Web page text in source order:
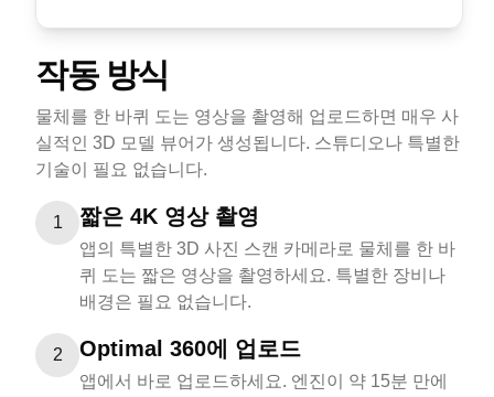
작동 방식
물체를 한 바퀴 도는 영상을 촬영해 업로드하면 매우 사
실적인 3D 모델 뷰어가 생성됩니다. 스튜디오나 특별한
기술이 필요 없습니다.
1 짧은 4K 영상 촬영
앱의 특별한 3D 사진 스캔 카메라로 물체를 한 바
퀴 도는 짧은 영상을 촬영하세요. 특별한 장비나
배경은 필요 없습니다.
2 Optimal 360에 업로드
앱에서 바로 업로드하세요. 엔진이 약 15분 만에